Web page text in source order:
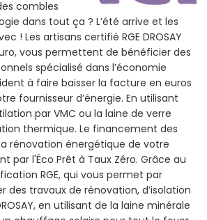
combles
dans tout ça ? L’été arrive et les
! Les artisans certifié RGE DROSAY
vous permettent de bénéficier des
spécialisé dans l’économie
à faire baisser la facture en euros
fournisseur d’énergie. En utilisant
par VMC ou la laine de verre
thermique. Le financement des
rénovation énergétique de votre
par l'Éco Prêt à Taux Zéro. Grâce au
RGE, qui vous permet par
des travaux de rénovation, d’isolation
en utilisant de la laine minérale